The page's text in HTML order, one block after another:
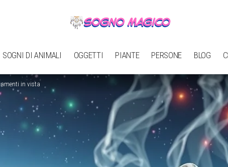
SOGNI DI ANIMALI OGGETTI PIANTE PERSONE BLOG
in vista